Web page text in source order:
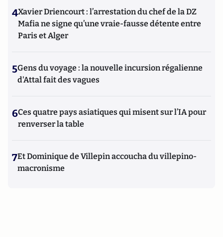
4Xavier Driencourt : l’arrestation du chef de la DZ
Mafia ne signe qu’une vraie-fausse détente entre
Paris et Alger
5Gens du voyage : la nouvelle incursion régalienne
d'Attal fait des vagues
6Ces quatre pays asiatiques qui misent sur l’IA pour
renverser la table
7Et Dominique de Villepin accoucha du villepino-
macronisme